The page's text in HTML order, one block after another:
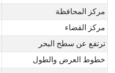
مركز المحافظة
مركز القضاء
ترتفع عن سطح البحر
خطوط العرض والطول